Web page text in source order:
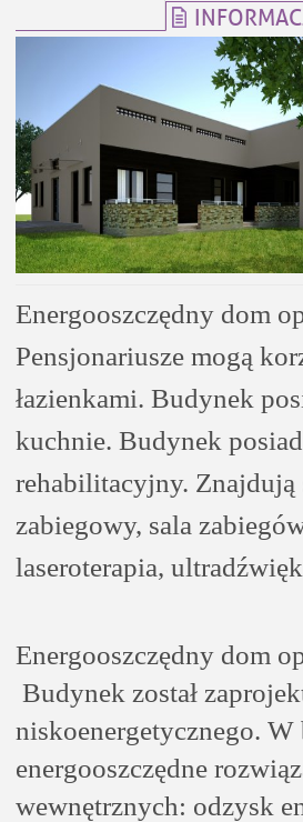
Energooszczędny dom
Pensjonariusze mogą
łazienkami. Budynek
kuchnie. Budynek
rehabilitacyjny. Znajdują
zabiegowy, sala
laseroterapia,
Energooszczędny dom
Budynek został
niskoenergetycznego.
energooszczędne
wewnętrznych: odzysk